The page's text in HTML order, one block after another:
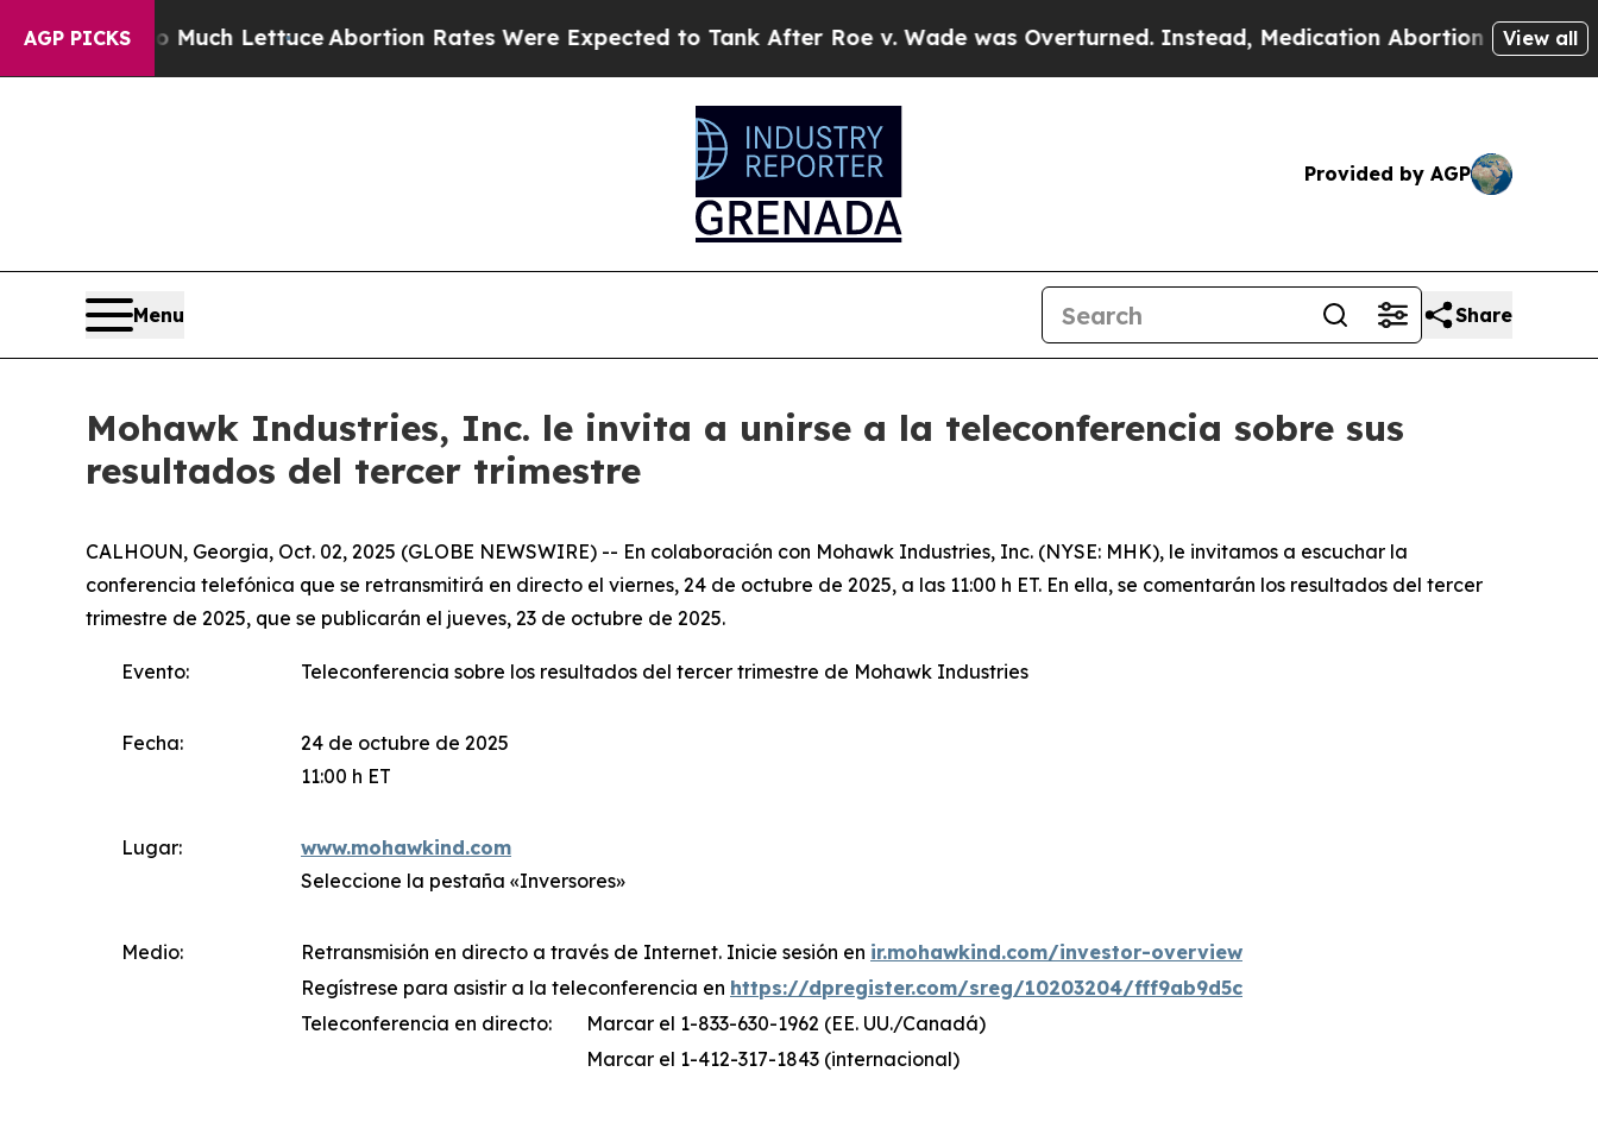
AGP PICKS
on So Much LettuceAbortion Rates Were Expected to Tank After Roe v. Wade was Overturned. Instead, Medication Abortion Became Easy
View all
Provided by AGP
Menu Share
Mohawk Industries, Inc. le invita a unirse a la teleconferencia sobre sus
resultados del tercer trimestre
CALHOUN, Georgia, Oct. 02, 2025 (GLOBE NEWSWIRE) -- En colaboración con Mohawk Industries, Inc. (NYSE: MHK), le invitamos a escuchar la
conferencia telefónica que se retransmitirá en directo el viernes, 24 de octubre de 2025, a las 11:00 h ET. En ella, se comentarán los resultados del tercer
trimestre de 2025, que se publicarán el jueves, 23 de octubre de 2025.
Evento: Teleconferencia sobre los resultados del tercer trimestre de Mohawk Industries
Fecha:
24 de octubre de 2025
11:00 h ET
Lugar:
www.mohawkind.com
Seleccione la pestaña «Inversores»
Medio: Retransmisión en directo a través de Internet. Inicie sesión en ir.mohawkind.com/investor-overview
Regístrese para asistir a la teleconferencia en https://dpregister.com/sreg/10203204/fff9ab9d5c
Teleconferencia en directo:
Marcar el 1-833-630-1962 (EE. UU./Canadá)
Marcar el 1-412-317-1843 (internacional)